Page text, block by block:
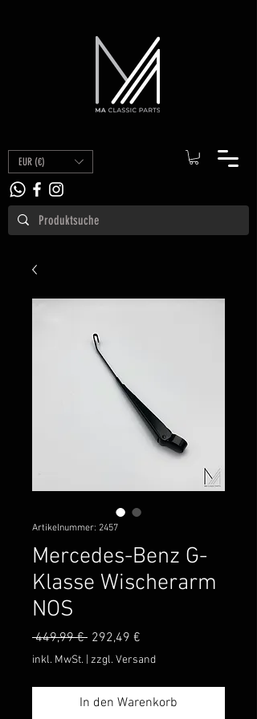
EUR (€)
Artikelnummer: 2457
Mercedes-Benz G-
Klasse Wischerarm
NOS
449,99 € Standardpreis
292,49 €
Preis
inkl. MwSt. zzgl. Versand
In den Warenkorb